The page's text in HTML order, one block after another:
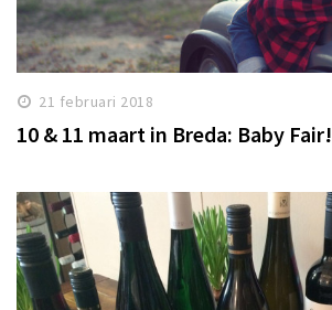
21 februari 2018
10 & 11 maart in Breda: Baby Fair!